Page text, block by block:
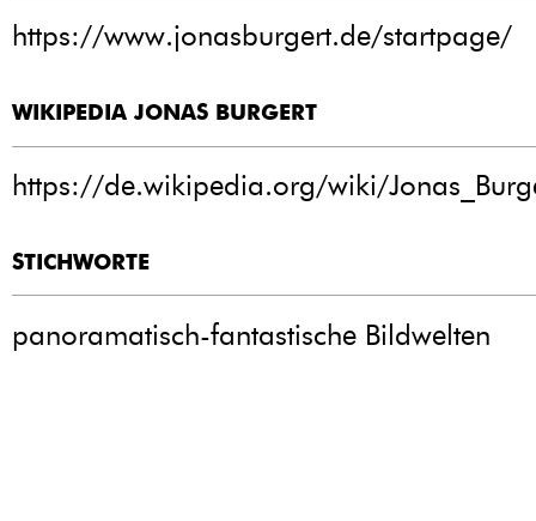
https://www.jonasburgert.de/startpage/
WIKIPEDIA JONAS BURGERT
https://de.wikipedia.org/wiki/
STICHWORTE
panoramatisch-fantastische Bildwelten